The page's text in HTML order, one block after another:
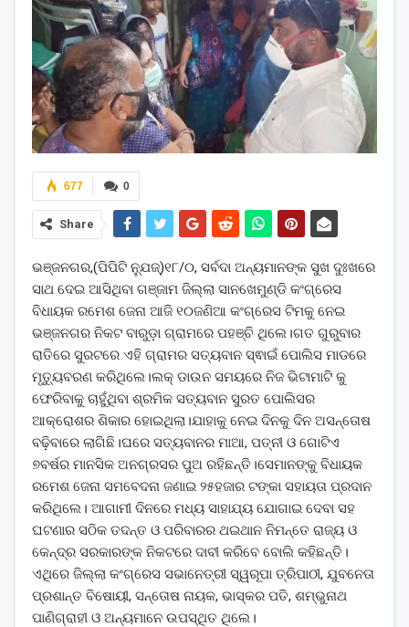
0
677
Share
ଭଞ୍ଜନଗର,(ପିପିଟି ନ୍ଯୁଜ୍)୧୮/୦, ସର୍ବଦା ଅନ୍ୟମାନଙ୍କ ସୁଖ ଦୁଃଖରେ
ସାଥ ଦେଇ ଆସିଥିବା ଗଞ୍ଜାମ ଜିଲ୍ଲା ସାନଖେମୁଣ୍ଡି କଂଗ୍ରେସ
ବିଧାୟକ ରମେଶ ଜେନା ଆଜି ୧୦ଜଣିଆ କଂଗ୍ରେସ ଟିମକୁ ନେଇ
ଭଞ୍ଜନଗର ନିକଟ ବାରୁଡ଼ା ଗ୍ରାମରେ ପହଞ୍ଚି ଥିଲେ।ଗତ ଗୁରୁବାର
ରାତିରେ ସୁରଟରେ ଏହି ଗ୍ରାମର ସତ୍ୟବାନ ସ୍ଵାଇଁ ପୋଲିସ ମାଡରେ
ମୃତ୍ୟୁବରଣ କରିଥିଲେ।ଲକ୍ ଡାଉନ ସମୟରେ ନିଜ ଭିଟାମାଟି କୁ
ଫେରିବାକୁ ଚାହୁଁଥିବା ଶ୍ରମିକ ସତ୍ୟବାନ ସୁରତ ପୋଲିସର
ଆକ୍ରୋଶର ଶିକାର ହୋଇଥିଲା।ଯାହାକୁ ନେଇ ଦିନକୁ ଦିନ ଅସନ୍ତୋଷ
ବଢ଼ିବାରେ ଲାଗିଛି।ଘରେ ସତ୍ୟବାନର ମାଆ, ପତ୍ନୀ ଓ ଗୋଟିଏ
୭ବର୍ଷର ମାନସିକ ଅନଗ୍ରସର ପୁଅ ରହିଛନ୍ତି।ସେମାନଙ୍କୁ ବିଧାୟକ
ରମେଶ ଜେନା ସମବେଦନା ଜଣାଇ ୨୫ହଜାର ଟଙ୍କା ସହାୟତା ପ୍ରଦାନ
କରିଥିଲେ। ଆଗାମୀ ଦିନରେ ମଧ୍ୟ ସାହାଯ୍ୟ ଯୋଗାଇ ଦେବା ସହ
ଘଟଣାର ସଠିକ ତଦନ୍ତ ଓ ପରିବାରର ଥଇଥାନ ନିମନ୍ତେ ରାଜ୍ୟ ଓ
କେନ୍ଦ୍ର ସରକାରଙ୍କ ନିକଟରେ ଦାବୀ କରିବେ ବୋଲି କହିଛନ୍ତି।
ଏଥିରେ ଜିଲ୍ଲା କଂଗ୍ରେସ ସଭାନେତ୍ରୀ ସ୍ୱରୂପା ତ୍ରିପାଠୀ, ଯୁବନେତା
ପ୍ରଶାନ୍ତ ବିଷୋୟୀ, ସନ୍ତୋଷ ନାୟକ, ଭାସ୍କର ପତି, ଶମ୍ଭୁନାଥ
ପାଣିଗ୍ରାହୀ ଓ ଅନ୍ୟମାନେ ଉପସ୍ଥିତ ଥିଲେ।